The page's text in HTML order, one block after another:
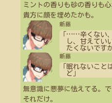
ミントの香りも砂の香りも
貴方に顔を埋めたかも。
新藤
……辛くない
し、甘えてい
たくないです
新藤
「眠れないこと
ど」
無意識に悪夢に怯えてる。
それだけ。